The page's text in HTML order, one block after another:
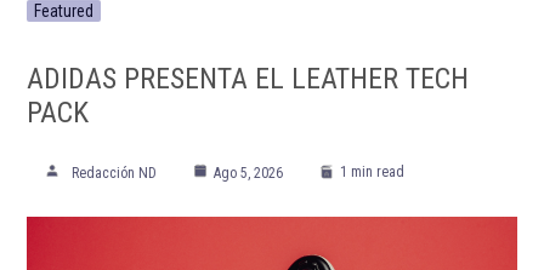
Featured
ADIDAS PRESENTA EL LEATHER TECH
PACK
Redacción ND Ago 5, 2026 1 min read